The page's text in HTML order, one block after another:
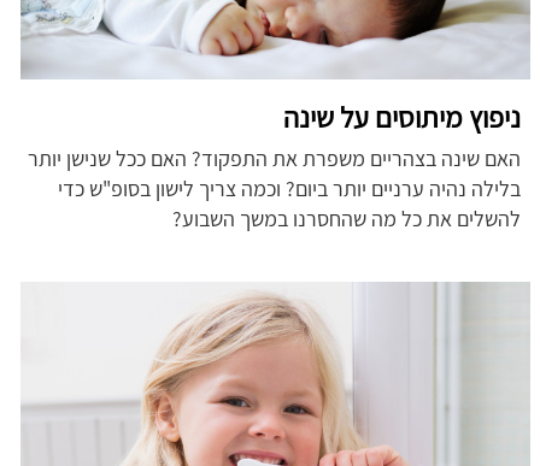
ניפוץ מיתוסים על שינה
האם שינה בצהריים משפרת את התפקוד? האם ככל שנישן יותר
בלילה נהיה ערניים יותר ביום? וכמה צריך לישון בסופ"ש כדי
להשלים את כל מה שהחסרנו במשך השבוע?